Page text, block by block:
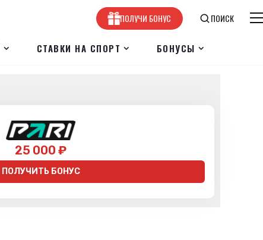
ПОЛУЧИ БОНУС ПОИСК
СТАВКИ НА СПОРТ БОНУСЫ
25 000 ₽
ПОЛУЧИТЬ БОНУС